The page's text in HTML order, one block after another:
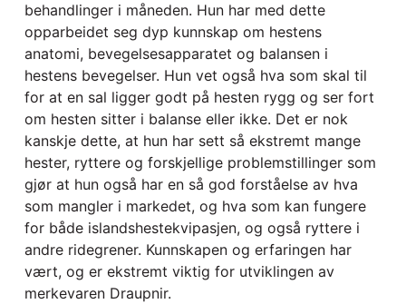
behandlinger i måneden. Hun har med dette
opparbeidet seg dyp kunnskap om hestens
anatomi, bevegelsesapparatet og balansen i
hestens bevegelser. Hun vet også hva som skal til
for at en sal ligger godt på hesten rygg og ser fort
om hesten sitter i balanse eller ikke. Det er nok
kanskje dette, at hun har sett så ekstremt mange
hester, ryttere og forskjellige problemstillinger som
gjør at hun også har en så god forståelse av hva
som mangler i markedet, og hva som kan fungere
for både islandshestekvipasjen, og også ryttere i
andre ridegrener. Kunnskapen og erfaringen har
vært, og er ekstremt viktig for utviklingen av
merkevaren Draupnir.